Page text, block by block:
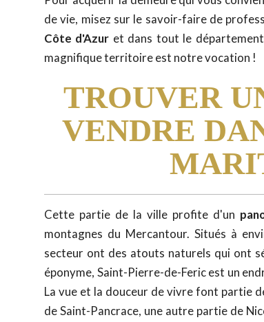
de vie, misez sur le savoir-faire de
Côte d'Azur et dans tout le
magnifique territoire est notre vocation !
TROUVER
VENDRE
Cette partie de la ville profite d'un
montagnes du Mercantour. Situés à
secteur ont des atouts naturels qui ont
éponyme, Saint-Pierre-de-Feric est un
La vue et la douceur de vivre font partie
de Saint-Pancrace, une autre partie de